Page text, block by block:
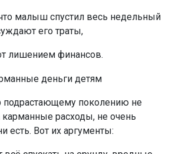
малыш спустил весь недельный
его траты,
лишением финансов.
подрастающему поколению не
расходы, не очень
есть. Вот их аргументы: